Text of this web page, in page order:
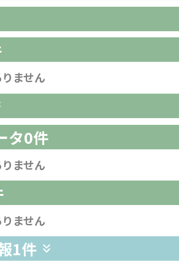
ません
タ0件
ません
ません
1件